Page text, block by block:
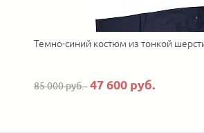
Темно-синий костюм из тонкой
85 000 руб.47 600 руб.